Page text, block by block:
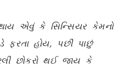
એવું કે સિન્સિયર કેમનો
ફરતા હોય, પછી પાછું
છોકરો થઈ જાય કે